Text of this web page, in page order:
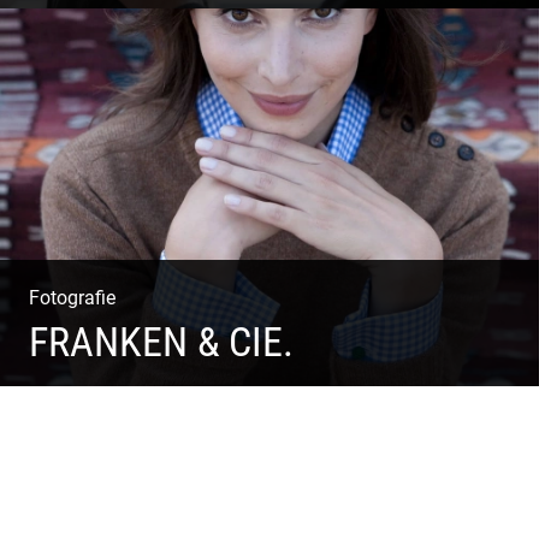
Business Coaching – Berufliche Freude ermöglichen
Fotografie
FRANKEN & CIE.